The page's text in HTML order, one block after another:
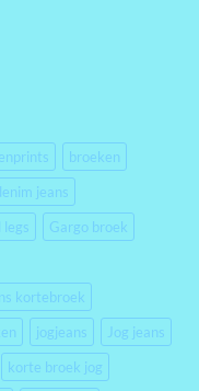
broeken
jeans
legs
Gargo broek
kortebroek
jogjeans
Jog jeans
korte broek jog